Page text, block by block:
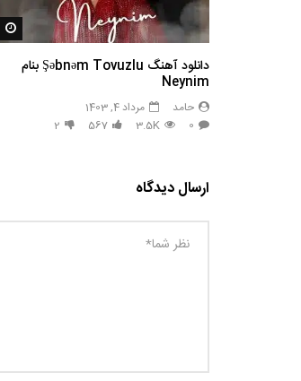
دانلود آهنگ Şəbnəm Tovuzlu بنام
Neynim
حامد
مرداد 4, 1403
0
3.5K
567
2
ارسال دیدگاه